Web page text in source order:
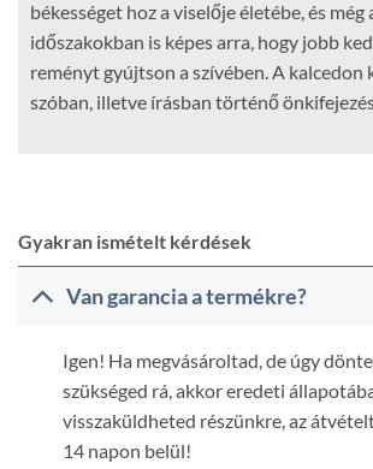
békességet hoz a viselője életébe, és még
időszakokban is képes arra, hogy jobb
reményt gyújtson a szívében. A kalcedon
szóban, illetve írásban történő
Gyakran ismételt kérdések
Van garancia a termékre?
Igen! Ha megvásároltad, de úgy
szükséged rá, akkor eredeti
visszaküldheted részünkre, az
14 napon belül!